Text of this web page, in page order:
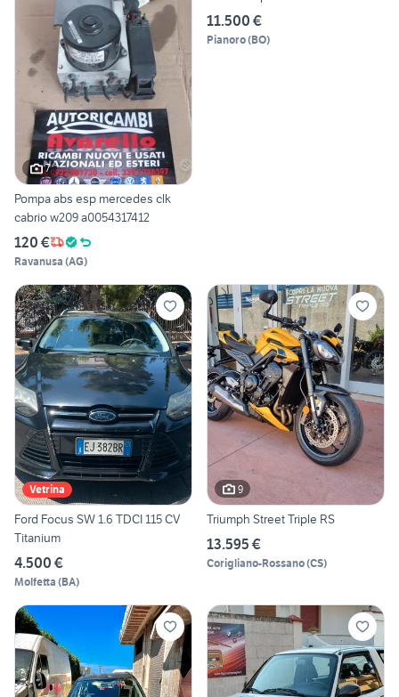
7
Pompa abs esp mercedes clk
cabrio w209 a0054317412
120 €
Ravanusa (AG)
11.500 €
Pianoro(BO)
Vetrina
Ford Focus SW 1.6 TDCI 115 CV
Titanium
4.500 €
Molfetta (BA)
9
Triumph Street Triple RS
13.595 €
Corigliano-Rossano(CS)